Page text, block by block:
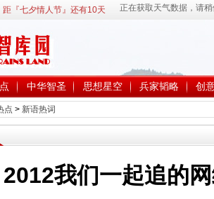
距『七夕情人节』还有10天
中华智圣 思想星空 兵家韬略 创
点 > 新语热词
2012我们一起追的